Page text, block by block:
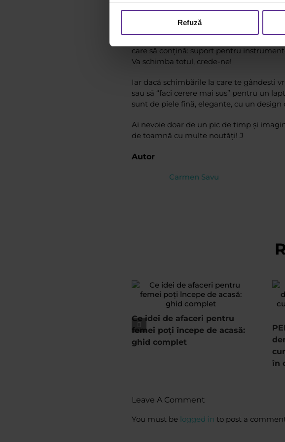
Refuză
rucsacnou pentru laptop. Serviete de
așteaptă pe site!
care să conțină: suport pentru
Va schimba totul, crede-ne!
Iar dacă schimbările la care te gândești
sau să “faci cerere mai sus” pentru un
sunt de piele fină, elegante, cu un
Ai nevoie doar de un pic de timp și
de toamnă cu multe noutăți! J
Autor
Carmen Savu
Ce idei de afaceri pentru
femei poți începe de acasă:
ghid complet
în
Leave A Comment
You must be logged in to post a